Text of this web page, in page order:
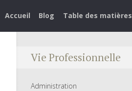
Accueil Blog Table des matières
Vie Professionnelle
Administration